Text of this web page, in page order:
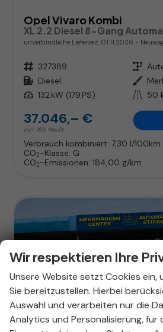
Opel Vivaro Kombi
XL 2.2 Diesel 8-Gang
unverbindliche Lieferzeit: 01.11.2026
Fahrzeugnr. 327389 Getriebe
Kraftstoff Diesel Außenfarbe
Leistung 132 kW (179 PS) Kilometerstand 50
37.046,– €
incl. 19% MwSt.
Verbrauch kombiniert: 7,30 l/100km
CO2-Klasse: G
CO2-Emissionen: 184,00 g/km
Wir respektieren Ihre
Unsere Website setzt Cookies ein,
Sie bereitzustellen. Hierbei
Auswahl und verarbeiten nur die
Analytics und Personalisierung, für